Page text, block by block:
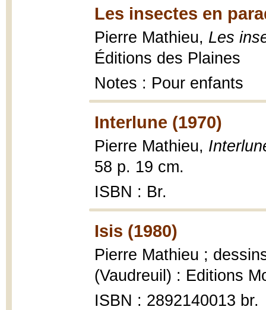
Les insectes en
Pierre Mathieu, Les
Éditions des Plaines
Notes : Pour enfants
Interlune (1970)
Pierre Mathieu,
58 p. 19 cm.
ISBN : Br.
Isis (1980)
Pierre Mathieu ;
(Vaudreuil) : Editions
ISBN : 2892140013 br.